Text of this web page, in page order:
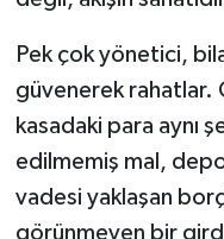
Pek çok yönetici,
güvenerek rahatlar.
kasadaki para aynı
edilmemiş mal,
vadesi yaklaşan
görünmeyen bir